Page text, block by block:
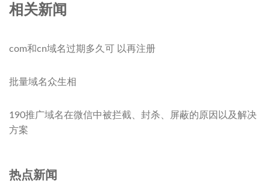
相关新闻
com和cn域名过期多久可 以再注册
批量域名众生相
190推广域名在微信中被拦截、封杀、屏蔽的原因以及解决
方案
热点新闻